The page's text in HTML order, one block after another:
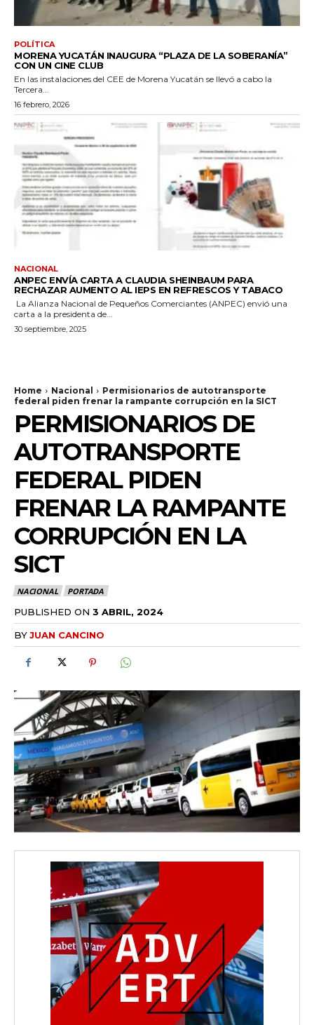
POLÍTICA
MORENA YUCATÁN INAUGURA “PLAZA DE LA SOBERANÍA”
CON UN CINE CLUB
En las instalaciones del CEE de Morena Yucatán se llevó a cabo la
Tercera...
16 febrero, 2026
NACIONAL
ANPEC ENVÍA CARTA A CLAUDIA SHEINBAUM PARA
RECHAZAR AUMENTO AL IEPS EN REFRESCOS Y TABACO
La Alianza Nacional de Pequeños Comerciantes (ANPEC) envió una
carta a la presidenta de...
30 septiembre, 2025